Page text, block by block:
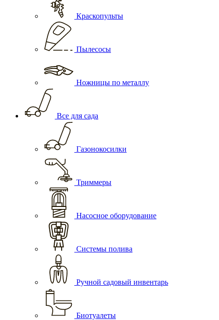
Краскопульты
Пылесосы
Ножницы по металлу
Все для сада
Газонокосилки
Триммеры
Насосное оборудование
Системы полива
Ручной садовый инвентарь
Биотуалеты